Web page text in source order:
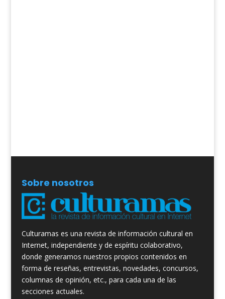
Sobre nosotros
Culturamas es una revista de información cultural en
Internet, independiente y de espíritu colaborativo,
donde generamos nuestros propios contenidos en
forma de reseñas, entrevistas, novedades, concursos,
columnas de opinión, etc., para cada una de las
secciones actuales.